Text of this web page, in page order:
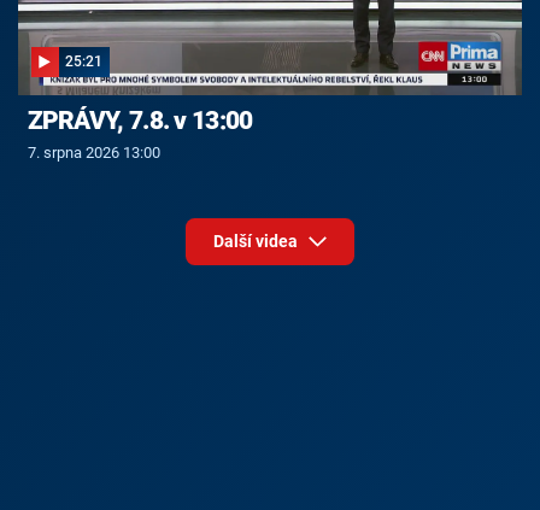
25:21
ZPRÁVY, 7.8. v 13:00
7. srpna 2026 13:00
Další videa